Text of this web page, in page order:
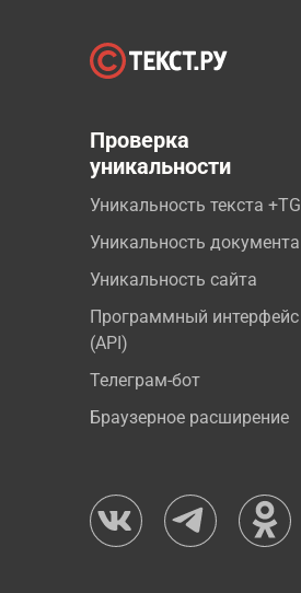
Проверка
уникальности
Уникальность текста +TG
Уникальность документа
Уникальность сайта
Программный интерфейс
(API)
Телеграм-бот
Браузерное расширение